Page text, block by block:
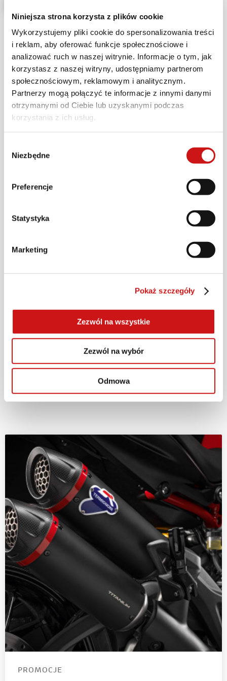
Niniejsza strona korzysta z plików cookie
Wykorzystujemy pliki cookie do spersonalizowania treści
i reklam, aby oferować funkcje społecznościowe i
analizować ruch w naszej witrynie. Informacje o tym, jak
korzystasz z naszej witryny, udostępniamy partnerom
społecznościowym, reklamowym i analitycznym.
Partnerzy mogą połączyć te informacje z innymi danymi
otrzymanymi od Ciebie lub uzyskanymi podczas
korzystania z ich usług.
zgody
Niezbędne
Preferencje
Statystyka
Marketing
Pokaż szczegóły
Zezwól na wszystkie
Zezwól na wybór
Odmowa
Zima to najlepszy czas, aby wykonać bieżące
naprawy, wymienić płyny i zadbać o
odpowiednią ochronę silnika, a także
zamontować nowe części eksploatacyjne, jak
bezpieczną jazdę. Umawiając przegląd do
w Polsce skorzystasz z zimowej
kampanii serwisowej Ducati, a teraz możesz
zyskać podwójnie łącząc ją z lokalną akcją
promocyjną Twojego dealera.
Zimowa kampania serwisowa Ducati trwa od 2
do 31 stycznia 2026 roku lub do wyczerpania
zapasów promocyjnego oleju, a regulamin
. Chcesz dowiedzieć
PROMOCJE